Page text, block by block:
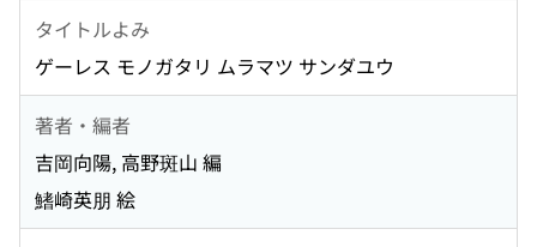
タイトルよみ
ゲーレス モノガタリ ムラマツ サンダユウ
著者・編者
吉岡向陽, 高野斑山 編
鰭崎英朋 絵